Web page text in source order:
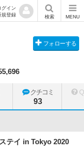
グイン
規登録
検索 MENU
フォローする
クチコミ
93
テイ in Tokyo 2020